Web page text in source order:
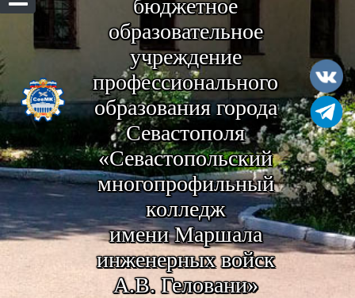
бюджетное
образовательное
учреждение
профессионального
образования города
Севастополя
«Севастопольский
многопрофильный
колледж
имени Маршала
инженерных войск
А.В. Геловани»